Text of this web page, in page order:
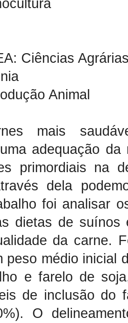
Ciências
Animal
mais
adequação
primordiais na
dela
foi analisar
dietas de suínos
da carne.
peso médio inicial
e farelo de
de inclusão do
O